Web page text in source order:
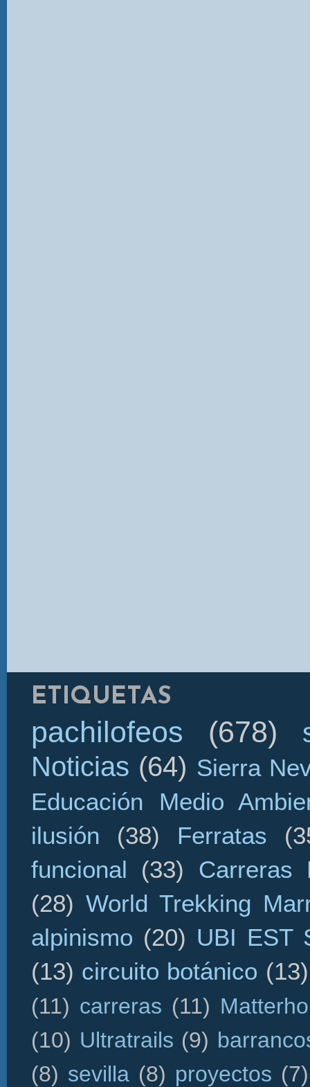
ETIQUETAS
pachilofeos (678)
Noticias (64) Sierra
Educación Medio
ilusión
(38) Ferratas
funcional
(33)
Carreras
(28) World Trekking
alpinismo (20) UBI EST
(13) circuito botánico (13)
(11) carreras (11)
(10) Ultratrails (9)
(8) sevilla (8) proyectos (7)